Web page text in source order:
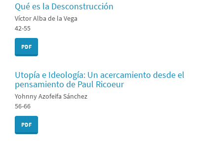
Qué es la Desconstrucción
Víctor Alba de la Vega
42-55
PDF
Utopía e Ideología: Un acercamiento desde el
pensamiento de Paul Ricoeur
Yohnny Azofeifa Sánchez
56-66
PDF